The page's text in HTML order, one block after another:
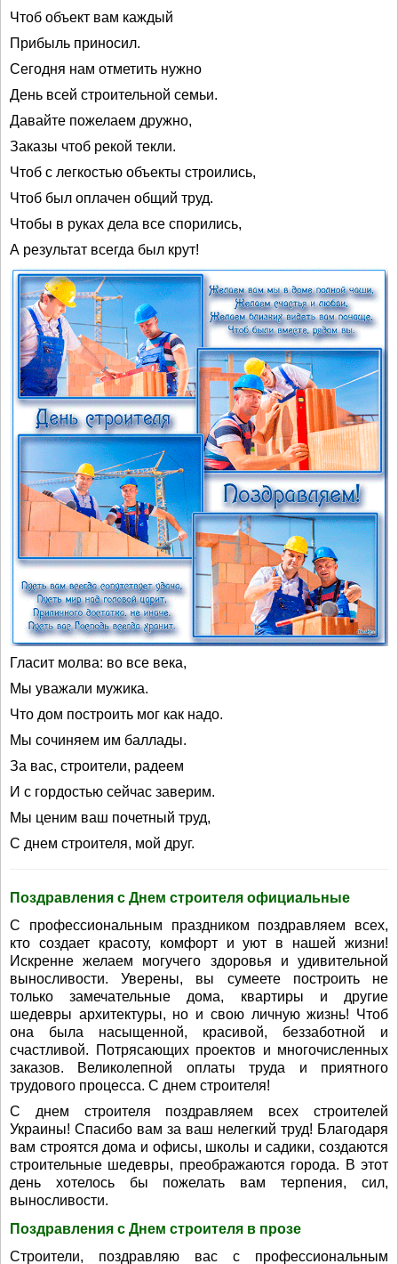
Чтоб объект вам каждый
Прибыль приносил.
Сегодня нам отметить нужно
День всей строительной семьи.
Давайте пожелаем дружно,
Заказы чтоб рекой текли.
Чтоб с легкостью объекты строились,
Чтоб был оплачен общий труд.
Чтобы в руках дела все спорились,
А результат всегда был крут!
Гласит молва: во все века,
Мы уважали мужика.
Что дом построить мог как надо.
Мы сочиняем им баллады.
За вас, строители, радеем
И с гордостью сейчас заверим.
Мы ценим ваш почетный труд,
С днем строителя, мой друг.
Поздравления с Днем строителя официальные
С профессиональным праздником поздравляем всех,
кто создает красоту, комфорт и уют в нашей жизни!
Искренне желаем могучего здоровья и удивительной
выносливости. Уверены, вы сумеете построить не
только замечательные дома, квартиры и другие
шедевры архитектуры, но и свою личную жизнь! Чтоб
она была насыщенной, красивой, беззаботной и
счастливой. Потрясающих проектов и многочисленных
заказов. Великолепной оплаты труда и приятного
трудового процесса. С днем строителя!
С днем строителя поздравляем всех строителей
Украины! Спасибо вам за ваш нелегкий труд! Благодаря
вам строятся дома и офисы, школы и садики, создаются
строительные шедевры, преображаются города. В этот
день хотелось бы пожелать вам терпения, сил,
выносливости.
Поздравления с Днем строителя в прозе
Строители, поздравляю вас с профессиональным